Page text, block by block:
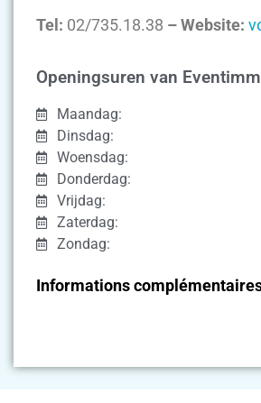
Tel: 02/735.18.38 – Website:
Openingsuren van
Maandag:
Dinsdag:
Woensdag:
Donderdag:
Vrijdag:
Zaterdag:
Zondag:
Informations